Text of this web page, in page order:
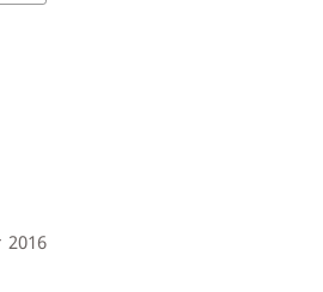
2016